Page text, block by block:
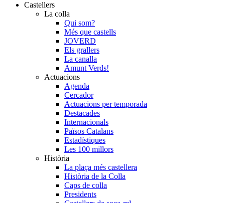
Castellers
La colla
Qui som?
Més que castells
JOVERD
Els grallers
La canalla
Amunt Verds!
Actuacions
Agenda
Cercador
Actuacions per temporada
Destacades
Internacionals
Països Catalans
Estadístiques
Les 100 millors
Història
La plaça més castellera
Història de la Colla
Caps de colla
Presidents